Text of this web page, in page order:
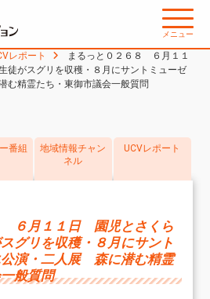
メニュー
レポート
まるっと０２６８ ６月１１
徒がスグリを収穫・８月にサントミューゼ
精霊たち・東御市議会一般質問
番組
地域情報チャン
ネル
UCVレポート
６月１１日 園児とさくら
グリを収穫・８月にサント
公演・二人展 森に潜む精霊
般質問